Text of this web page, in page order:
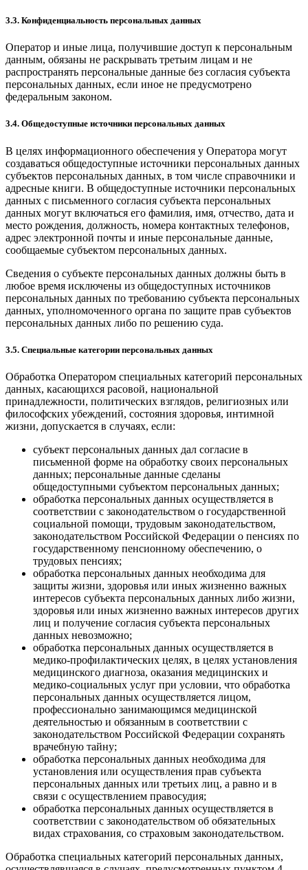
3.3. Конфиденциальность персональных данных
Оператор и иные лица, получившие доступ к персональным
данным, обязаны не раскрывать третьим лицам и не
распространять персональные данные без согласия субъекта
персональных данных, если иное не предусмотрено
федеральным законом.
3.4. Общедоступные источники персональных данных
В целях информационного обеспечения у Оператора могут
создаваться общедоступные источники персональных данных
субъектов персональных данных, в том числе справочники и
адресные книги. В общедоступные источники персональных
данных с письменного согласия субъекта персональных
данных могут включаться его фамилия, имя, отчество, дата и
место рождения, должность, номера контактных телефонов,
адрес электронной почты и иные персональные данные,
сообщаемые субъектом персональных данных.
Сведения о субъекте персональных данных должны быть в
любое время исключены из общедоступных источников
персональных данных по требованию субъекта персональных
данных, уполномоченного органа по защите прав субъектов
персональных данных либо по решению суда.
3.5. Специальные категории персональных данных
Обработка Оператором специальных категорий персональных
данных, касающихся расовой, национальной
принадлежности, политических взглядов, религиозных или
философских убеждений, состояния здоровья, интимной
жизни, допускается в случаях, если:
субъект персональных данных дал согласие в
письменной форме на обработку своих персональных
данных; персональные данные сделаны
общедоступными субъектом персональных данных;
обработка персональных данных осуществляется в
соответствии с законодательством о государственной
социальной помощи, трудовым законодательством,
законодательством Российской Федерации о пенсиях по
государственному пенсионному обеспечению, о
трудовых пенсиях;
обработка персональных данных необходима для
защиты жизни, здоровья или иных жизненно важных
интересов субъекта персональных данных либо жизни,
здоровья или иных жизненно важных интересов других
лиц и получение согласия субъекта персональных
данных невозможно;
обработка персональных данных осуществляется в
медико-профилактических целях, в целях установления
медицинского диагноза, оказания медицинских и
медико-социальных услуг при условии, что обработка
персональных данных осуществляется лицом,
профессионально занимающимся медицинской
деятельностью и обязанным в соответствии с
законодательством Российской Федерации сохранять
врачебную тайну;
обработка персональных данных необходима для
установления или осуществления прав субъекта
персональных данных или третьих лиц, а равно и в
связи с осуществлением правосудия;
обработка персональных данных осуществляется в
соответствии с законодательством об обязательных
видах страхования, со страховым законодательством.
Обработка специальных категорий персональных данных,